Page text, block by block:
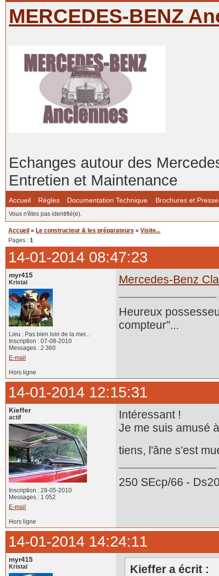
MERCEDES-BENZ
Echanges autour des
Entretien et Maintenance
Accueil Règles Documentation Technique Brochures et Presse
Vous n'êtes pas identifié(e).
Accueil » Le constructeur & les préparateurs »Visite...
Pages :1
14-01-2014 08:47:23
myr415
Kristal
Lieu : Pas bien loin de la mer...
Inscription : 07-08-2010
Messages : 2 360
E-mail
Mercedes-Benz
Heureux
compteur"...
Hors ligne
14-01-2014 12:15:31
Kieffer
actif
Inscription : 28-05-2010
Messages : 1 052
E-mail
Intéressant !
Je me suis amusé
tiens, l'âne s'est
250 SEcp/66 -
Hors ligne
14-01-2014 14:24:11
myr415
Kristal
Kieffer a écrit :